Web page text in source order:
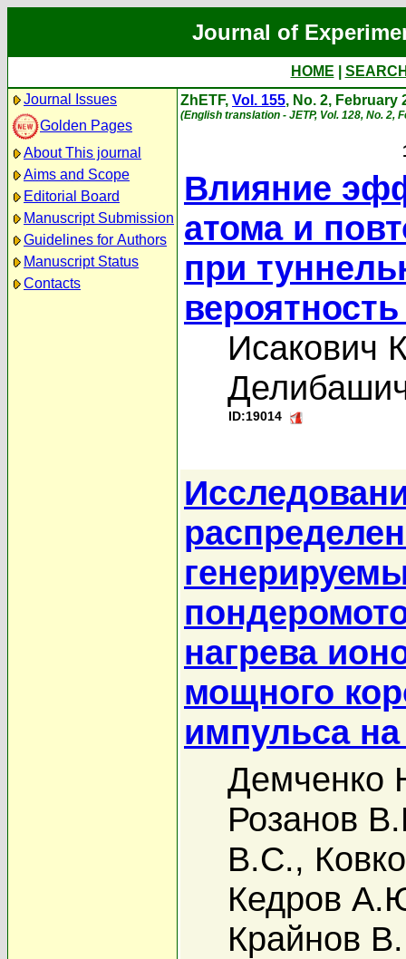
Journal of
HOME
Journal Issues
Golden Pages
About This journal
Aims and Scope
Editorial Board
Manuscript Submission
Guidelines for Authors
Manuscript Status
Contacts
ZhETF, Vol. 155, No. 2, February
(English translation - JETP, Vol. 128, No. 2,
Влияние
атома и
при
Исакович
ID:19014
нагрева
мощного
импульса на
Демченко
Розанов
В.С.,
Кедров
Крайнов